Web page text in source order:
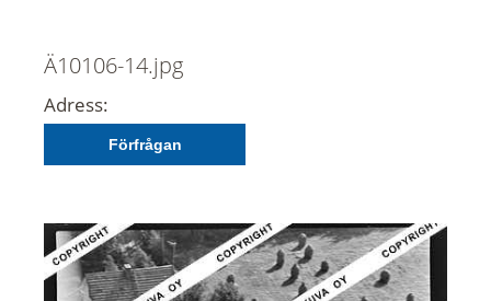
Ä10106-14.jpg
Adress:
Förfrågan